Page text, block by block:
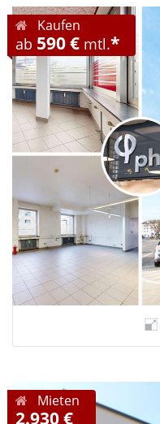
Kaufen
ab 590 € mtl.*
Mieten
2.930 €